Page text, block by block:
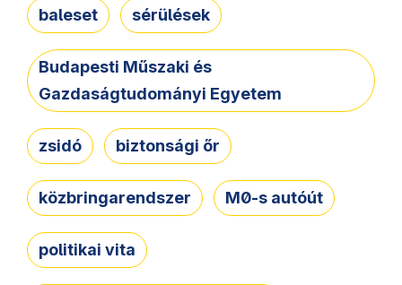
baleset sérülések
Budapesti Műszaki és
Gazdaságtudományi Egyetem
zsidó biztonsági őr
közbringarendszer M0-s autóút
politikai vita